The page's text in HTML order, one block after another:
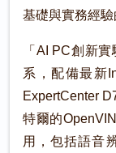
基礎與實務經驗
「AI PC創新
系，配備最新
ExpertCenter
特爾的
用，包括語音